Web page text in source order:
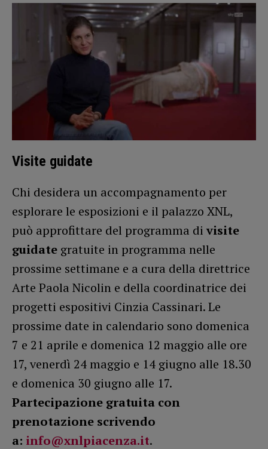
Visite guidate
Chi desidera un accompagnamento per
esplorare le esposizioni e il palazzo XNL,
può approfittare del programma di visite
guidate gratuite in programma nelle
prossime settimane e a cura della direttrice
Arte Paola Nicolin e della coordinatrice dei
progetti espositivi Cinzia Cassinari. Le
prossime date in calendario sono domenica
7 e 21 aprile e domenica 12 maggio alle ore
17, venerdì 24 maggio e 14 giugno alle 18.30
e domenica 30 giugno alle 17.
Partecipazione gratuita con
prenotazione scrivendo
a: info@xnlpiacenza.it.